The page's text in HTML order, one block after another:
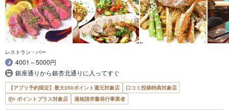
レストラン・バー
4001～5000円
銀座通りから銀杏北通りに入ってすぐ
【アプリ予約限定】最大350ポイント還元対象店
口コミ投稿特典対象店
ポイントプラス対象店
適格請求書発行事業者